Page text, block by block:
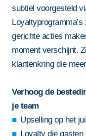
subtiel voorgesteld
gerichte acties
moment verschijnt.
klantenkring die
Verhoog de
je team
Upselling op het
Loyalty die gasten